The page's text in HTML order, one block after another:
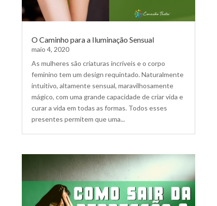
O Caminho para a Iluminação Sensual
maio 4, 2020
As mulheres são criaturas incríveis e o corpo
feminino tem um design requintado. Naturalmente
intuitivo, altamente sensual, maravilhosamente
mágico, com uma grande capacidade de criar vida e
curar a vida em todas as formas. Todos esses
presentes permitem que uma...